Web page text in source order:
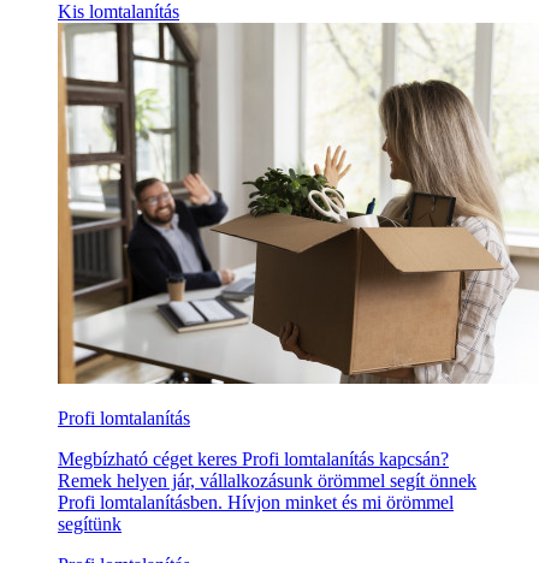
Kis lomtalanítás
Profi lomtalanítás
Megbízható céget keres Profi lomtalanítás kapcsán?
Remek helyen jár, vállalkozásunk örömmel segít önnek
Profi lomtalanításben. Hívjon minket és mi örömmel
segítünk